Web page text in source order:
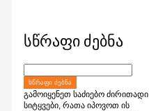
სწრაფი ძებნა
ᲡᲬᲠᲐᲤᲘ ᲫᲔᲑᲜᲐ
გამოიყენეთ საძიებო ძირითადი
სიტყვები, რათა იპოვოთ ის